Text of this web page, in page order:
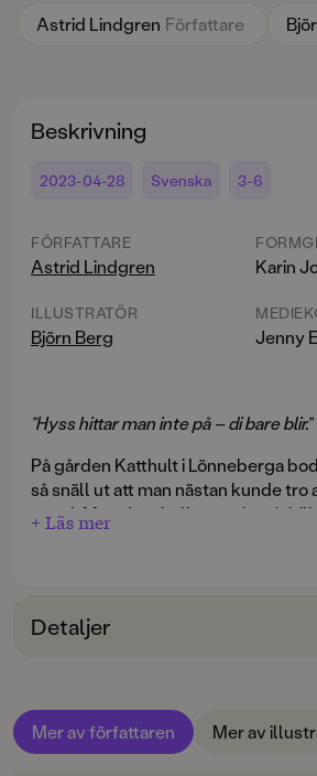
Astrid Lindgren Författare
Beskrivning
2023-04-28 Svenska 3-6
FÖRFATTARE
Astrid Lindgren
ILLUSTRATÖR
Björn Berg
Karin
Jenny
”Hyss hittar man inte på – di bare blir.”
På gården Katthult i Lönneberga
så snäll ut att man nästan kunde tro
ängel. Men det skulle man inte
doktorn i Mariannelund …
utgåvor med Björn Bergs klassiska
+ Läs mer
Detaljer
ÅLDERSGRUPP
3-6
Mer av författaren Mer av